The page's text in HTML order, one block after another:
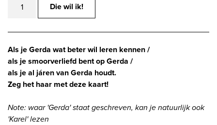
wenskaart
HOU
JOU
-
blauw/oranje
aantal
Die wil ik!
Als je Gerda wat beter wil leren kennen /
als je smoorverliefd bent op Gerda /
als je al járen van Gerda houdt.
Zeg het haar met deze kaart!
Note: waar 'Gerda' staat geschreven, kan je natuurlijk ook
'Karel' lezen